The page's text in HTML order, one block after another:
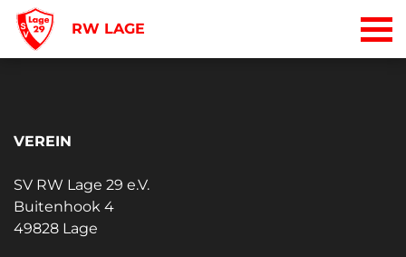
RW LAGE
VEREIN
SV RW Lage 29 e.V.
Buitenhook 4
49828 Lage